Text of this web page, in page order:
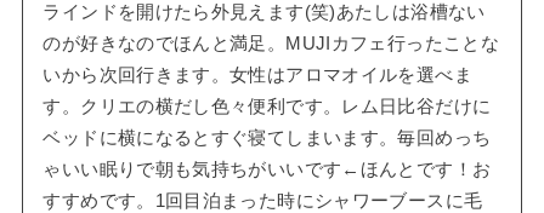
ラインドを開けたら外見えます(笑)あたしは浴槽ない
のが好きなのでほんと満足。MUJIカフェ行ったことな
いから次回行きます。女性はアロマオイルを選べま
す。クリエの横だし色々便利です。レム日比谷だけに
ベッドに横になるとすぐ寝てしまいます。毎回めっち
ゃいい眠りで朝も気持ちがいいです←ほんとです！お
すすめです。1回目泊まった時にシャワーブースに毛